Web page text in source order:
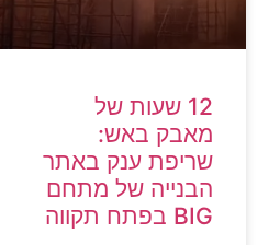
12 שעות של
מאבק באש:
שריפת ענק באתר
הבנייה של מתחם
BIG בפתח תקווה